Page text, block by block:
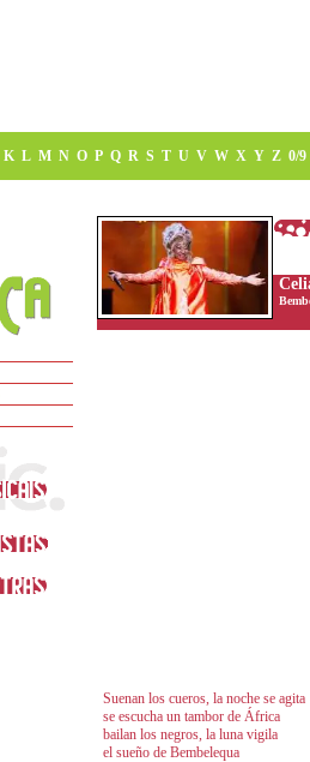
K L M N O P Q R S T U V W X Y Z 0/9
Suenan los cueros, la noche se agita
se escucha un tambor de África
bailan los negros, la luna vigila
el sueño de Bembelequa